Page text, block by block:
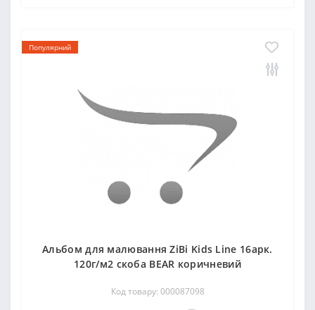
Популярний
Альбом для малювання ZiBi Kids Line 16арк.
120г/м2 скоба BEAR коричневий
Код товару: 000087098